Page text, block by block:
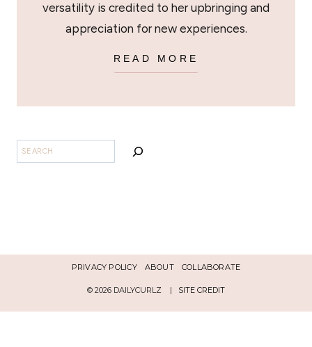
versatility is credited to her upbringing and
appreciation for new experiences.
READ MORE
PRIVACY POLICY ABOUT COLLABORATE
© 2026 DAILYCURLZ | SITE CREDIT